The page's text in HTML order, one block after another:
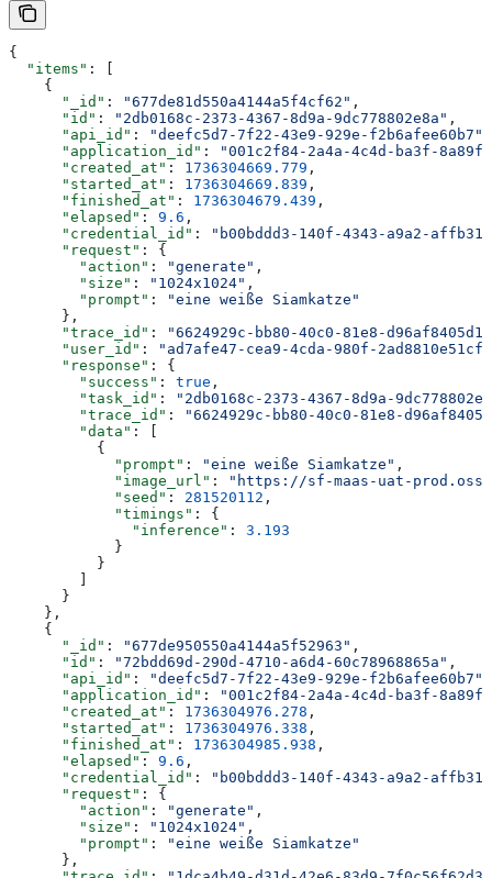
{
  "items"
: [
    {
      "_id"
: "677de81d550a4144a5f4cf62" ,
      "id"
: "2db0168c-2373-4367-8d9a-9dc778802e8a" ,
      "api_id"
: "deefc5d7-7f22-43e9-929e-f2b6afee60b7"
      "application_id"
:
"001c2f84-2a4a-4c4d-ba3f-
      "created_at"
: 1736304669.779 ,
      "started_at"
: 1736304669.839 ,
      "finished_at"
: 1736304679.439 ,
      "elapsed"
: 9.6 ,
      "credential_id"
:
"b00bddd3-140f-4343-a9a2-
      "request"
: {
        "action"
: "generate" ,
        "size"
: "1024x1024" ,
        "prompt"
:
"eine weiße Siamkatze"
      },
      "trace_id"
:
"6624929c-bb80-40c0-81e8-
      "user_id"
:
"ad7afe47-cea9-4cda-980f-2ad8810e51cf"
      "response"
: {
        "success"
: true ,
        "task_id"
:
"2db0168c-2373-4367-8d9a-
        "trace_id"
:
"6624929c-bb80-40c0-81e8-
        "data"
: [
          {
            "prompt"
: "eine weiße Siamkatze" ,
            "image_url"
:
"https://sf-maas-uat-prod.oss-
            "seed"
: 281520112 ,
            "timings"
: {
              "inference"
: 3.193
            }
          }
      }
    },
    {
      "_id"
: "677de950550a4144a5f52963" ,
      "id"
: "72bdd69d-290d-4710-a6d4-60c78968865a" ,
      "api_id"
: "deefc5d7-7f22-43e9-929e-f2b6afee60b7"
      "application_id"
:
"001c2f84-2a4a-4c4d-ba3f-
      "created_at"
: 1736304976.278 ,
      "started_at"
: 1736304976.338 ,
      "finished_at"
: 1736304985.938 ,
      "elapsed"
: 9.6 ,
      "credential_id"
:
"b00bddd3-140f-4343-a9a2-
      "request"
: {
        "action"
: "generate" ,
        "size"
: "1024x1024" ,
        "prompt"
:
"eine weiße Siamkatze"
      },